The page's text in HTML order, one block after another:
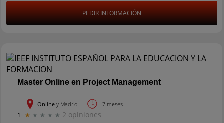
PEDIR INFORMACIÓN
Master Online en Project Management
Online y Madrid 7 meses
1 ★ ★ ★ ★ ★ 2 opiniones